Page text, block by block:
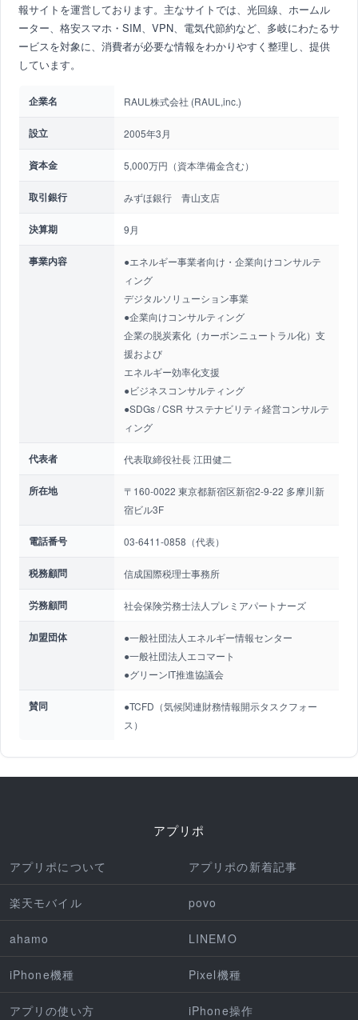
報サイトを運営しております。主なサイトでは、光回線、ホームル
ーター、格安スマホ・SIM、VPN、電気代節約など、多岐にわたるサ
ービスを対象に、消費者が必要な情報をわかりやすく整理し、提供
しています。
企業名 RAUL株式会社 (RAUL,inc.)
設立 2005年3月
資本金 5,000万円（資本準備金含む）
取引銀行 みずほ銀行 青山支店
決算期 9月
事業内容
●エネルギー事業者向け・企業向けコンサルテ
ィング
デジタルソリューション事業
●企業向けコンサルティング
企業の脱炭素化（カーボンニュートラル化）支
援および
エネルギー効率化支援
●ビジネスコンサルティング
●SDGs / CSR サステナビリティ経営コンサルテ
ィング
代表者 代表取締役社長 江田健二
所在地
〒160-0022 東京都新宿区新宿2-9-22 多摩川新
宿ビル3F
電話番号 03-6411-0858（代表）
税務顧問 信成国際税理士事務所
労務顧問 社会保険労務士法人プレミアパートナーズ
加盟団体
●一般社団法人エネルギー情報センター
●一般社団法人エコマート
●グリーンIT推進協議会
賛同
●TCFD（気候関連財務情報開示タスクフォー
ス）
アプリポ
アプリポについて アプリポの新着記事
楽天モバイル povo
ahamo LINEMO
iPhone機種 Pixel機種
アプリの使い方 iPhone操作